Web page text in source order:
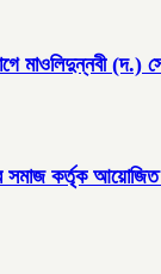
মাওলিদুন্নবী (দ.)
যুব সমাজ কর্তৃক